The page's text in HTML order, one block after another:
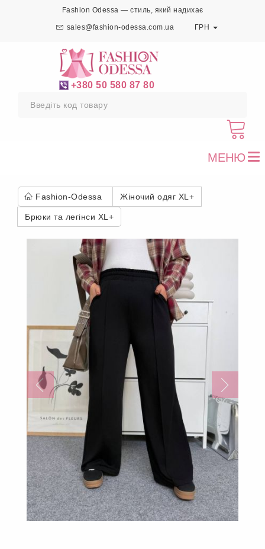
Fashion Odessa — стиль, який надихає
sales@fashion-odessa.com.ua ГРН
+380 50 580 87 80
МЕНЮ
Fashion-Odessa Жіночий одяг XL+
Брюки та легінси XL+